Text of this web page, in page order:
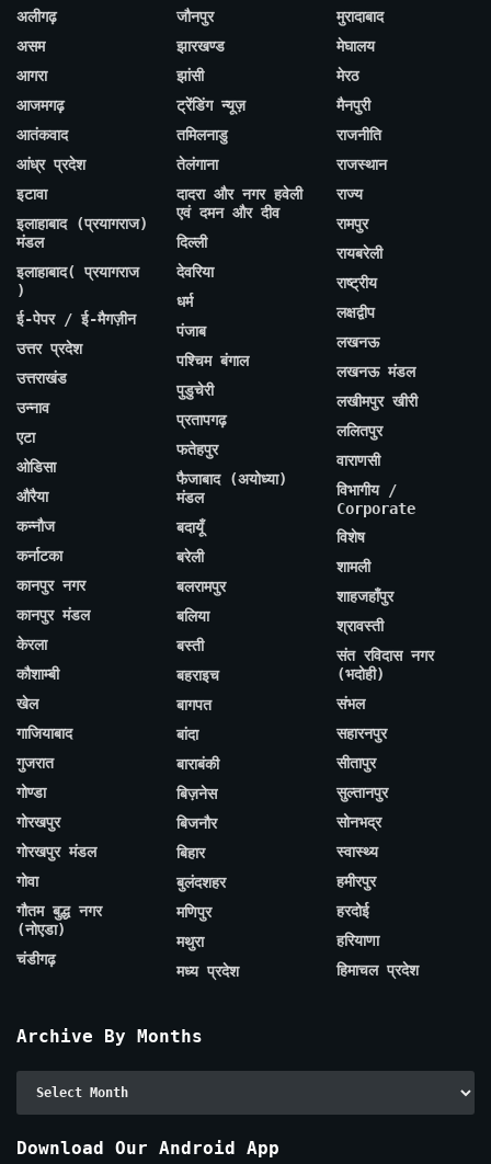
अलीगढ़
असम
आगरा
आजमगढ़
आतंकवाद
आंध्र प्रदेश
इटावा
इलाहाबाद (प्रयागराज)
मंडल
इलाहाबाद( प्रयागराज
)
ई-पेपर / ई-मैगज़ीन
उत्तर प्रदेश
उत्तराखंड
उन्नाव
एटा
ओडिसा
औरैया
कन्नौज
कर्नाटका
कानपुर नगर
कानपुर मंडल
केरला
कौशाम्बी
खेल
गाजियाबाद
गुजरात
गोण्डा
गोरखपुर
गोरखपुर मंडल
गोवा
गौतम बुद्ध नगर
(नोएडा)
चंडीगढ़
जौनपुर
झारखण्ड
झांसी
ट्रेंडिंग न्यूज़
तमिलनाडु
तेलंगाना
दादरा और नगर हवेली
एवं दमन और दीव
दिल्ली
देवरिया
धर्म
पंजाब
पश्चिम बंगाल
पुडुचेरी
प्रतापगढ़
फतेहपुर
फैजाबाद (अयोध्या)
मंडल
बदायूँ
बरेली
बलरामपुर
बलिया
बस्ती
बहराइच
बागपत
बांदा
बाराबंकी
बिज़नेस
बिजनौर
बिहार
बुलंदशहर
मणिपुर
मथुरा
मध्य प्रदेश
मुरादाबाद
मेघालय
मेरठ
मैनपुरी
राजनीति
राजस्थान
राज्य
रामपुर
रायबरेली
राष्ट्रीय
लक्षद्वीप
लखनऊ
लखनऊ मंडल
लखीमपुर खीरी
ललितपुर
वाराणसी
विभागीय /
Corporate
विशेष
शामली
शाहजहाँपुर
श्रावस्ती
संत रविदास नगर
(भदोही)
संभल
सहारनपुर
सीतापुर
सुल्तानपुर
सोनभद्र
स्वास्थ्य
हमीरपुर
हरदोई
हरियाणा
हिमाचल प्रदेश
Archive By Months
Download Our Android App